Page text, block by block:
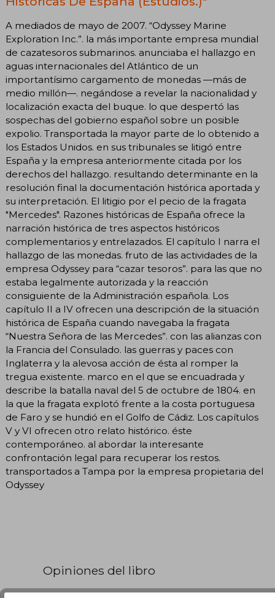
A mediados de mayo de 2007. “Odyssey Marine
Exploration Inc.”. la más importante empresa mundial
de cazatesoros submarinos. anunciaba el hallazgo en
aguas internacionales del Atlántico de un
importantísimo cargamento de monedas —más de
medio millón—. negándose a revelar la nacionalidad y
localización exacta del buque. lo que despertó las
sospechas del gobierno español sobre un posible
expolio. Transportada la mayor parte de lo obtenido a
los Estados Unidos. en sus tribunales se litigó entre
España y la empresa anteriormente citada por los
derechos del hallazgo. resultando determinante en la
resolución final la documentación histórica aportada y
su interpretación. El litigio por el pecio de la fragata
"Mercedes". Razones históricas de España ofrece la
narración histórica de tres aspectos históricos
complementarios y entrelazados. El capítulo I narra el
hallazgo de las monedas. fruto de las actividades de la
empresa Odyssey para “cazar tesoros”. para las que no
estaba legalmente autorizada y la reacción
consiguiente de la Administración española. Los
capítulo II a IV ofrecen una descripción de la situación
histórica de España cuando navegaba la fragata
“Nuestra Señora de las Mercedes”. con las alianzas con
la Francia del Consulado. las guerras y paces con
Inglaterra y la alevosa acción de ésta al romper la
tregua existente. marco en el que se encuadrada y
describe la batalla naval del 5 de octubre de 1804. en
la que la fragata explotó frente a la costa portuguesa
de Faro y se hundió en el Golfo de Cádiz. Los capítulos
V y VI ofrecen otro relato histórico. éste
contemporáneo. al abordar la interesante
confrontación legal para recuperar los restos.
transportados a Tampa por la empresa propietaria del
Odyssey
Opiniones del libro